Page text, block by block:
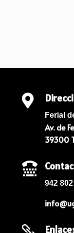

Ferial
Av. de
39300

942